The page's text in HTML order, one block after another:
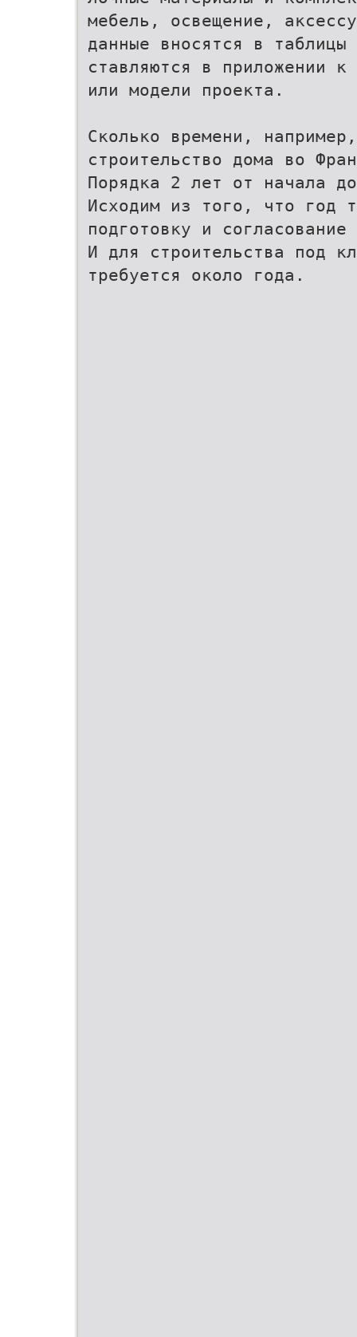
мебель, освещение,
данные вносятся в
ставляются в приложении к
или модели проекта.
Сколько времени,
строительство дома во
Порядка 2 лет от начала
Исходим из того, что год
подготовку и
И для строительства под
требуется около года.